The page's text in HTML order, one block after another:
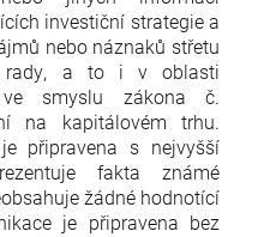
investiční strategie a
nebo náznaků střetu
rady, a to i v oblasti
ve smyslu zákona č.
na kapitálovém trhu.
připravena s nejvyšší
fakta známé
žádné hodnotící
je připravena bez